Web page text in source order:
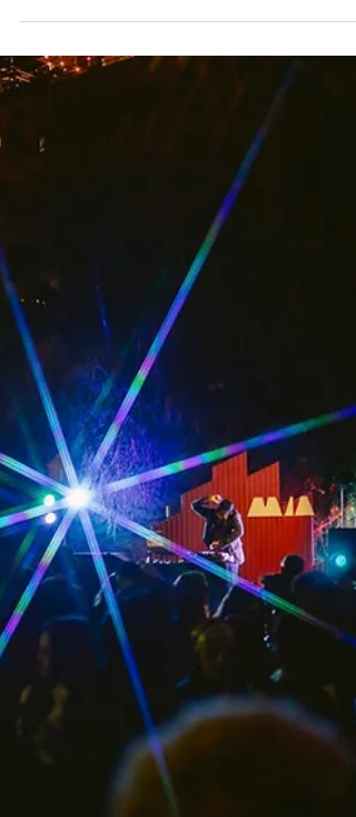
artística no Festival de
Inverno 2025
Buscando propostas autênticas, criativas e
feira A MIA (Mostra Integrada de Artes)...